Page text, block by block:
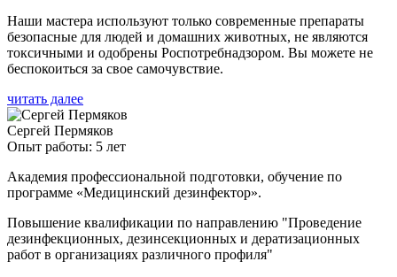
Наши мастера используют только современные препараты
безопасные для людей и домашних животных, не являются
токсичными и одобрены Роспотребнадзором. Вы можете не
беспокоиться за свое самочувствие.
читать далее
Сергей Пермяков
Опыт работы: 5 лет
Академия профессиональной подготовки, обучение по
программе «Медицинский дезинфектор».
Повышение квалификации по направлению "Проведение
дезинфекционных, дезинсекционных и дератизационных
работ в организациях различного профиля"